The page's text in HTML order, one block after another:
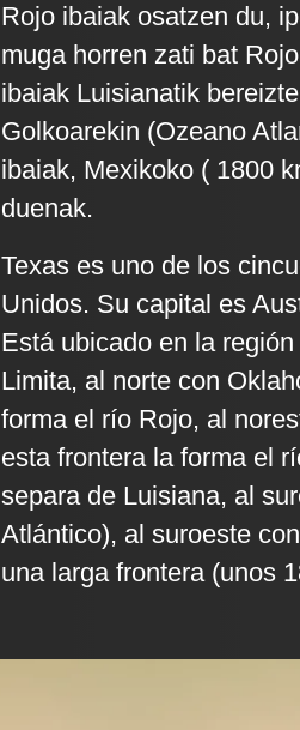
Rojo ibaiak osatzen du,
muga horren zati bat
ibaiak Luisianatik
Golkoarekin (Ozeano
ibaiak, Mexikoko ( 1800
duenak.
Texas es uno de los
Unidos. Su capital es
Está ubicado en la
Limita, al norte con
forma el río Rojo, al
esta frontera la forma el
separa de Luisiana, al
Atlántico), al suroeste
una larga frontera (unos